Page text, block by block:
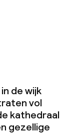
de wijk
vol
kathedraal
gezellige